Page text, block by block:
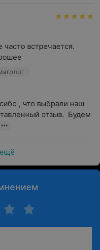
встречается.
, что выбрали наш
отзыв.  Будем